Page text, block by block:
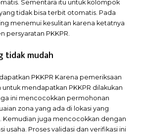
Sementara itu untuk kolompok
tidak bisa terbit otomatis. Pada
menemui kesulitan karena ketatnya
persyaratan PKKPR.
tidak mudah
PKKPR Karena pemeriksaan
mendapatkan PKKPR dilakukan
ini mencocokkan permohonan
zona yang ada di lokasi yang
Kemudian juga mencocokkan dengan
usaha. Proses validasi dan verifikasi ini